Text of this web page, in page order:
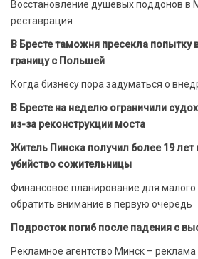
Восстановление душевых поддонов в
реставрация
В Бресте таможня пресекла попытку
границу с Польшей
Когда бизнесу пора задуматься о
В Бресте на неделю ограничили
из-за реконструкции моста
Житель Пинска получил более 19
убийство сожительницы
Финансовое планирование для малого
обратить внимание в первую очередь
Подросток погиб после падения с
Рекламное агентство Минск –